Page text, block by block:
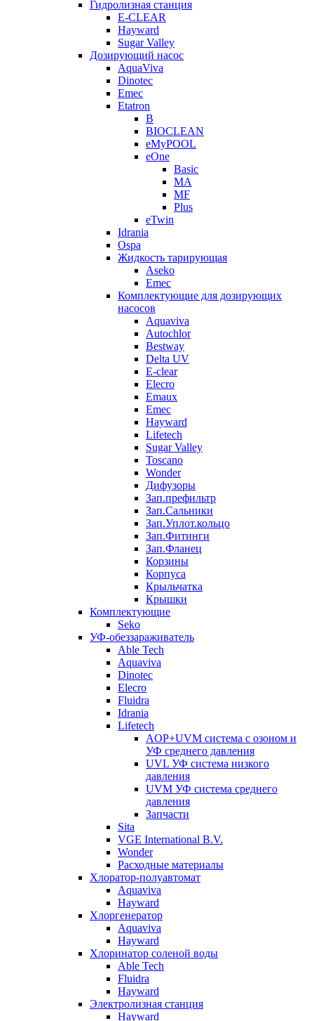
Гидролизная станция
E-CLEAR
Hayward
Sugar Valley
Дозирующий насос
AquaViva
Dinotec
Emec
Etatron
B
BIOCLEAN
eMyPOOL
eOne
Basic
MA
MF
Plus
eTwin
Idrania
Ospa
Жидкость тарирующая
Aseko
Emec
Комплектующие для дозирующих
насосов
Aquaviva
Autochlor
Bestway
Delta UV
E-clear
Elecro
Emaux
Emec
Hayward
Lifetech
Sugar Valley
Toscano
Wonder
Дифузоры
Зап.префильтр
Зап.Сальники
Зап.Уплот.кольцо
Зап.Фитинги
Зап.Фланец
Корзины
Корпуcа
Крыльчатка
Крышки
Комплектующие
Seko
УФ-обеззараживатель
Able Tech
Aquaviva
Dinotec
Elecro
Fluidra
Idrania
Lifetech
AOP+UVM система с озоном и
УФ среднего давления
UVL УФ система низкого
давления
UVM УФ система среднего
давления
Запчасти
Sita
VGE International B.V.
Wonder
Расходные материалы
Хлоратор-полуавтомат
Aquaviva
Hayward
Хлоргенератор
Aquaviva
Hayward
Хлоринатор соленой воды
Able Tech
Fluidra
Hayward
Электролизная станция
Hayward